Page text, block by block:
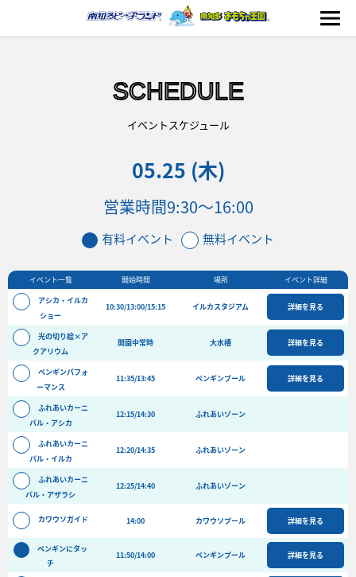
イベント
フード&ショップ
海の生きもの
おもちゃ王国
よくある質問
団体向けプラン情報 ビーチランド支援プログラム
SCHEDULE
イベントスケジュール
05.25 (木)
営業時間9:30～16:00
有料イベント 無料イベント
イベント一覧 開始時間 場所 イベント詳細
アシカ・イルカ
ショー
10:30/13:00/15:15 イルカスタジアム 詳細を見る
光の切り絵×ア
クアリウム
開園中常時 大水槽 詳細を見る
ペンギンパフォ
ーマンス
11:35/13:45 ペンギンプール 詳細を見る
ふれあいカーニ
バル・アシカ
12:15/14:30 ふれあいゾーン
ふれあいカーニ
バル・イルカ
12:20/14:35 ふれあいゾーン
ふれあいカーニ
バル・アザラシ
12:25/14:40 ふれあいゾーン
カワウソガイド 14:00 カワウソプール 詳細を見る
ペンギンにタッ
チ
11:50/14:00 ペンギンプール 詳細を見る